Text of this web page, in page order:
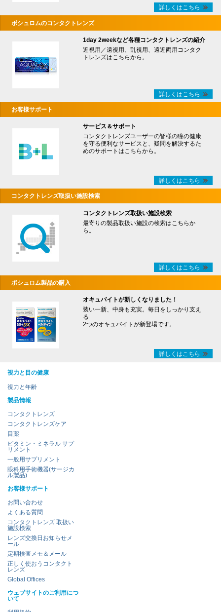
詳しくはこちら
ボシュロムのコンタクトレンズ
1day 2weekなど各種コンタクトレンズの紹介
近視用／遠視用、乱視用、遠近両用コンタク
トレンズはこちらから。
詳しくはこちら
お客様サポート
サービス＆サポート
コンタクトレンズユーザーの皆様の瞳の健康
を守る便利なサービスと、疑問を解決するた
めのサポートはこちらから。
詳しくはこちら
コンタクトレンズ取扱い施設検索
コンタクトレンズ取扱い施設検索
最寄りの製品取扱い施設の検索はこちらか
ら。
詳しくはこちら
ボシュロム製品の購入
オキュバイトが新しくなりました！
装い一新、中身も充実。毎日をしっかり支え
る
2つのオキュバイトが新登場です。
詳しくはこちら
視力と目の健康
視力と年齢
製品情報
コンタクトレンズ
コンタクトレンズケア
目薬
ビタミン・ミネラル サプ
リメント
一般用サプリメント
眼科用手術機器(サージカ
ル製品)
お客様サポート
お問い合わせ
よくある質問
コンタクトレンズ 取扱い
施設検索
レンズ交換日お知らせメ
ール
定期検査メモ＆メール
正しく使おうコンタクト
レンズ
Global Offices
ウェブサイトのご利用につ
いて